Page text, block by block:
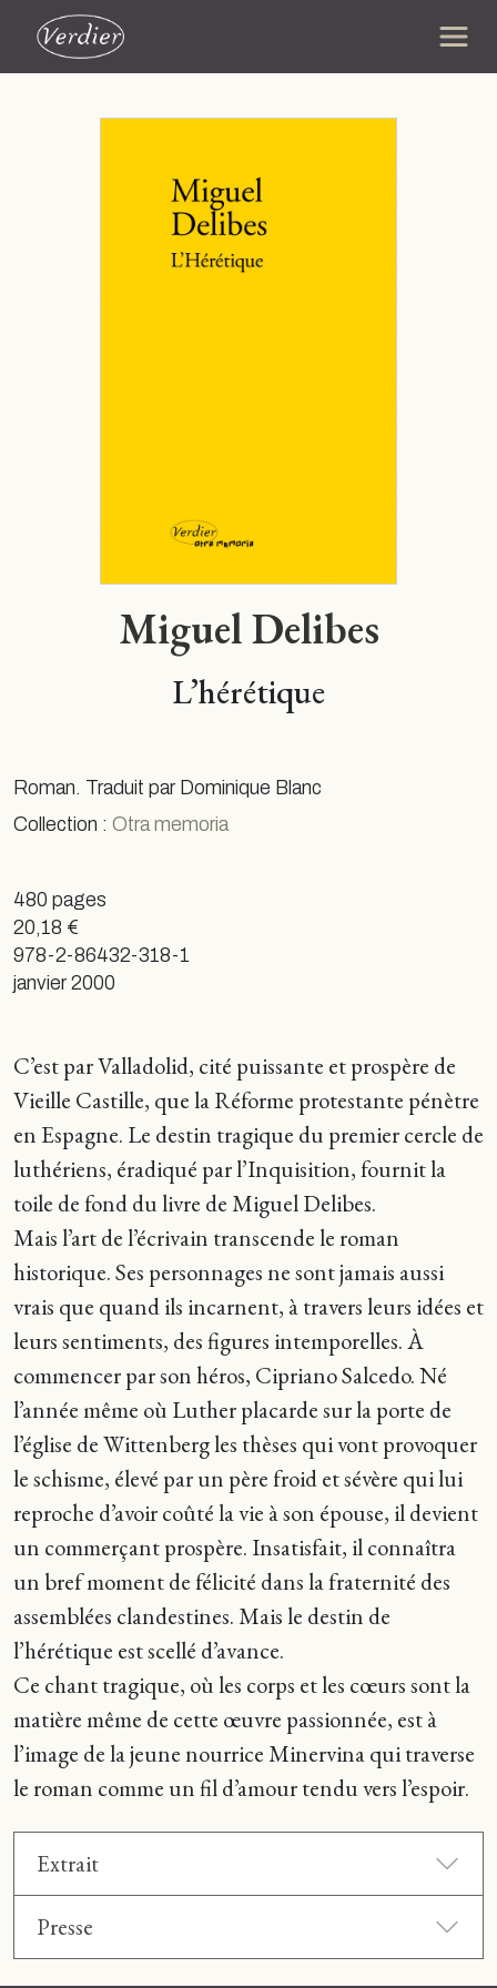
Miguel Delibes
L’hérétique
Roman. Traduit par Dominique Blanc
Collection : Otra memoria
480 pages
20,18 €
978-2-86432-318-1
janvier 2000
C’est par Valladolid, cité puissante et prospère de
Vieille Castille, que la Réforme protestante pénètre
en Espagne. Le destin tragique du premier cercle de
luthériens, éradiqué par l’Inquisition, fournit la
toile de fond du livre de Miguel Delibes.
Mais l’art de l’écrivain transcende le roman
historique. Ses personnages ne sont jamais aussi
vrais que quand ils incarnent, à travers leurs idées et
leurs sentiments, des figures intemporelles. À
commencer par son héros, Cipriano Salcedo. Né
l’année même où Luther placarde sur la porte de
l’église de Wittenberg les thèses qui vont provoquer
le schisme, élevé par un père froid et sévère qui lui
reproche d’avoir coûté la vie à son épouse, il devient
un commerçant prospère. Insatisfait, il connaîtra
un bref moment de félicité dans la fraternité des
assemblées clandestines. Mais le destin de
l’hérétique est scellé d’avance.
Ce chant tragique, où les corps et les cœurs sont la
matière même de cette œuvre passionnée, est à
l’image de la jeune nourrice Minervina qui traverse
le roman comme un fil d’amour tendu vers l’espoir.
Extrait
Presse